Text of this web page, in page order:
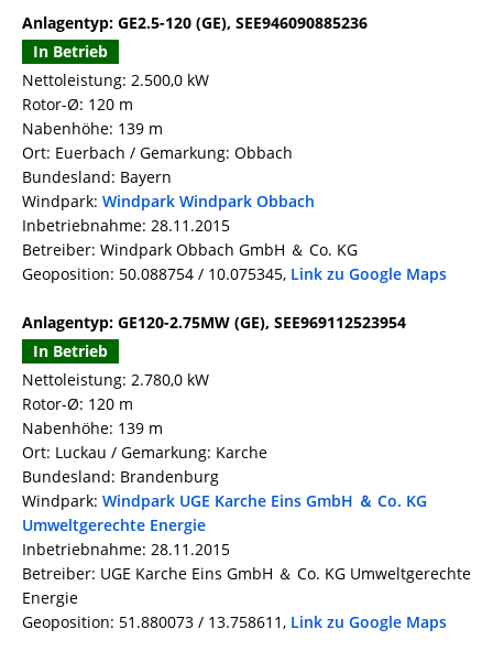
Anlagentyp: GE2.5-120 (GE), SEE946090885236
In Betrieb
Nettoleistung: 2.500,0 kW
Rotor-Ø: 120 m
Nabenhöhe: 139 m
Ort: Euerbach / Gemarkung: Obbach
Bundesland: Bayern
Windpark: Windpark Windpark Obbach
Inbetriebnahme: 28.11.2015
Betreiber: Windpark Obbach GmbH ＆ Co. KG
Geoposition: 50.088754 / 10.075345, Link zu Google Maps
Anlagentyp: GE120-2.75MW (GE), SEE969112523954
In Betrieb
Nettoleistung: 2.780,0 kW
Rotor-Ø: 120 m
Nabenhöhe: 139 m
Ort: Luckau / Gemarkung: Karche
Bundesland: Brandenburg
Windpark: Windpark UGE Karche Eins GmbH ＆ Co. KG
Umweltgerechte Energie
Inbetriebnahme: 28.11.2015
Betreiber: UGE Karche Eins GmbH ＆ Co. KG Umweltgerechte
Energie
Geoposition: 51.880073 / 13.758611, Link zu Google Maps